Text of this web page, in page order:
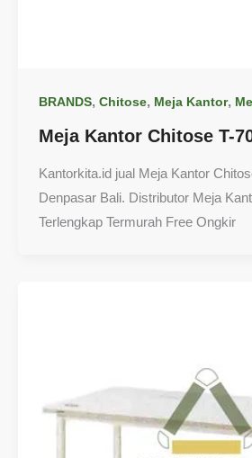
BRANDS, Chitose, Meja Kantor,
Meja Kantor Chitose T-
Kantorkita.id jual Meja Kantor
Denpasar Bali. Distributor Meja
Terlengkap Termurah Free Ongkir